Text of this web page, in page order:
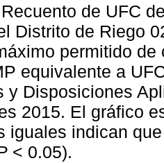
Recuento de UFC
Distrito de Riego
permitido
equivalente a
y Disposiciones
2015. El gráfico
iguales indican
< 0.05).